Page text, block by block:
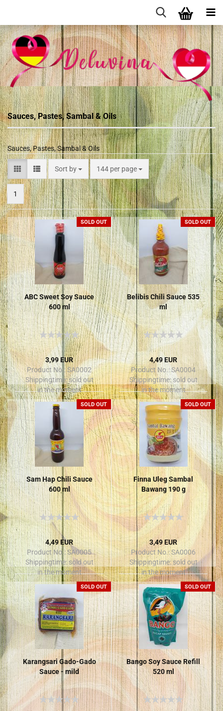
Sauces, Pastes, Sambal & Oils
Sauces, Pastes, Sambal & Oils
Sort by 144 per page
1
SOLD OUT
ABC Sweet Soy Sauce
600 ml
3,99 EUR
Product No.: SA0002
Shippingtime:sold out
in the moment
SOLD OUT
Belibis Chili Sauce 535
ml
4,49 EUR
Product No.: SA0004
Shippingtime:sold out
in the moment
SOLD OUT
Sam Hap Chili Sauce
600 ml
4,49 EUR
Product No.: SA0005
Shippingtime: sold out
in the moment
SOLD OUT
Finna Uleg Sambal
Bawang 190 g
3,49 EUR
Product No.: SA0006
Shippingtime:sold out
in the moment
SOLD OUT
Karangsari Gado-Gado
Sauce - mild
SOLD OUT
Bango Soy Sauce Refill
520 ml